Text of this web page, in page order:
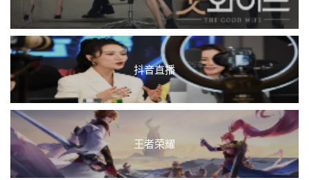
抖音直播
王者荣耀